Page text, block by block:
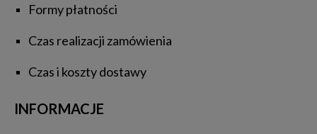
Formy płatności
Czas realizacji zamówienia
Czas i koszty dostawy
INFORMACJE